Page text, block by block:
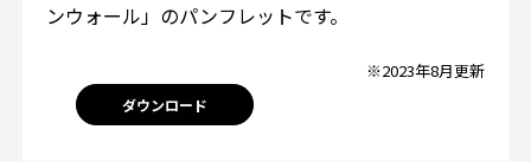
ンウォール」のパンフレットです。
※2023年8月更新
ダウンロード